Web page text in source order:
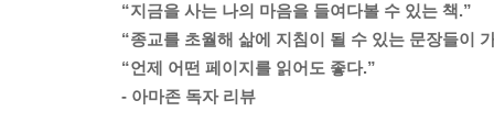
부처님께서는 “논쟁을 통해 궁극적인 진리에 이르
우리는 논쟁이 가지고 있는 한계와 높은 위험부담
제대로 이해해야 합니다.
--- 「8월 12일, ‘의견 대립은 싸움의 근원’」 중에서
“지금을 사는 나의 마음을 들여다볼 수 있는 책.”
“종교를 초월해 삶에 지침이 될 수 있는 문장들이
“언제 어떤 페이지를 읽어도 좋다.”
- 아마존 독자 리뷰